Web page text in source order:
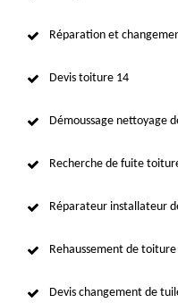
Réparation et
Devis toiture 14
Démoussage nettoyage
Recherche de fuite
Réparateur installateur
Rehaussement de toiture
Devis changement de